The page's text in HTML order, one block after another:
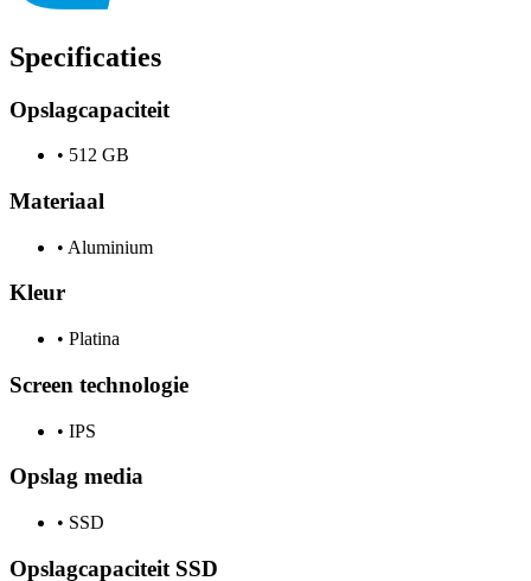
Specificaties
Opslagcapaciteit
• 512 GB
Materiaal
• Aluminium
Kleur
• Platina
Screen technologie
• IPS
Opslag media
• SSD
Opslagcapaciteit SSD